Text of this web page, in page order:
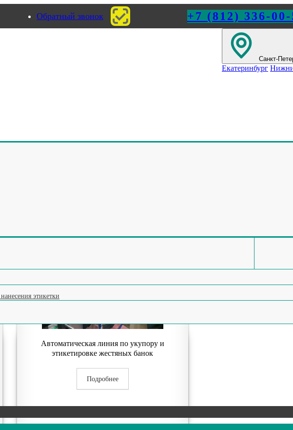
Обратный звонок +7 (812) 336-00-
Санкт-
Екатеринбург
тары
этикетки
мороженое
и отбраковки по весу (чеквейер)
(яйцемашина)
по укупору и этикетировке
Автоматическая линия по укупору и
этикетировке жестяных банок
Подробнее